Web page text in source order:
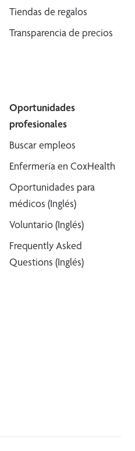
Tiendas de regalos
Transparencia de precios
Oportunidades
profesionales
Buscar empleos
Enfermería en CoxHealth
Oportunidades para
médicos (Inglés)
Voluntario (Inglés)
Frequently Asked
Questions (Inglés)